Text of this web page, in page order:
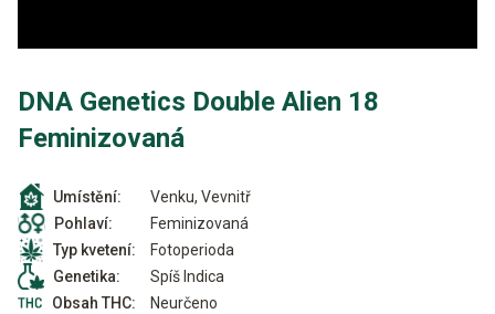
DNA Genetics Double Alien 18
Feminizovaná
Umístění:
Venku, Vevnitř
Pohlaví:
Feminizovaná
Typ kvetení:
Fotoperioda
Genetika:
Spíš Indica
Obsah THC:
Neurčeno